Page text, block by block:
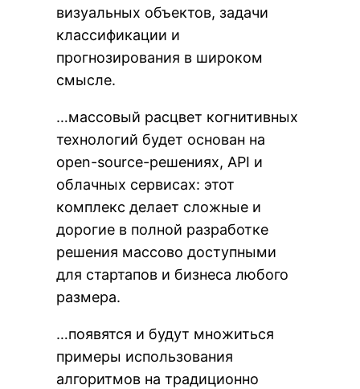
визуальных объектов, задачи
классификации и
прогнозирования в широком
смысле.
…массовый расцвет когнитивных
технологий будет основан на
open-source-решениях, API и
облачных сервисах: этот
комплекс делает сложные и
дорогие в полной разработке
решения массово доступными
для стартапов и бизнеса любого
размера.
…появятся и будут множиться
примеры использования
алгоритмов на традиционно